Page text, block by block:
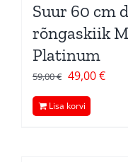
Suur 60 cm
rõngaskiik
Platinum
59,00€ Algne
hind
oli:
49,00€
Lisa korvi